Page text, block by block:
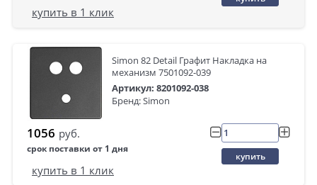
купить в 1 клик
Simon 82 Detail Графит Накладка на
механизм 7501092-039
Артикул: 8201092-038
Бренд: Simon
1056 руб.
срок поставки от 1 дня
купить
купить в 1 клик